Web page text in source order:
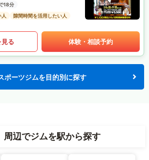
18分
人
隙間時間を活用したい人
る 体験・相談予約
ポーツジムを目的別に探す
周辺でジムを駅から探す